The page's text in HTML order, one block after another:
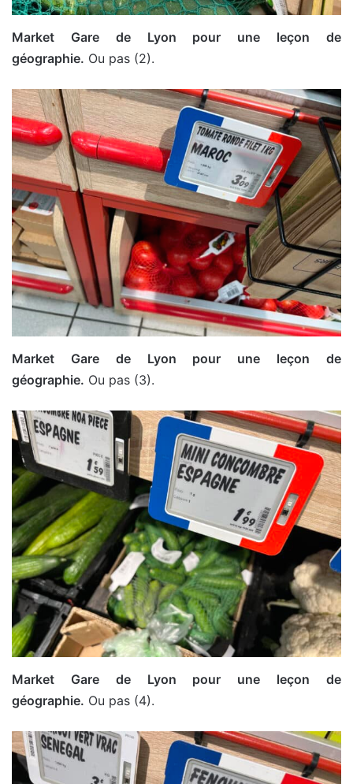
Market Gare de Lyon pour une leçon de
géographie. Ou pas (2).
Market Gare de Lyon pour une leçon de
géographie. Ou pas (3).
Market Gare de Lyon pour une leçon de
géographie. Ou pas (4).